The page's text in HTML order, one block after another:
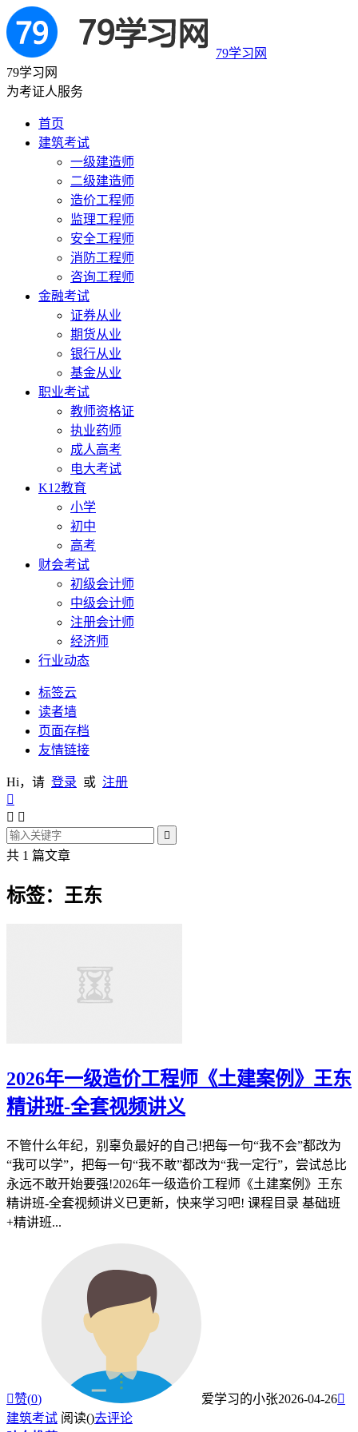
79学习网
79学习网
为考证人服务
首页
建筑考试
一级建造师
二级建造师
造价工程师
监理工程师
安全工程师
消防工程师
咨询工程师
金融考试
证券从业
期货从业
银行从业
基金从业
职业考试
教师资格证
执业药师
成人高考
电大考试
K12教育
小学
初中
高考
财会考试
初级会计师
中级会计师
注册会计师
经济师
行业动态
标签云
读者墙
页面存档
友情链接
Hi，请 登录 或 注册

 

共 1 篇文章
标签：王东
2026年一级造价工程师《土建案例》王东
精讲班-全套视频讲义
不管什么年纪，别辜负最好的自己!把每一句“我不会”都改为
“我可以学”，把每一句“我不敢”都改为“我一定行”，尝试总比
永远不敢开始要强!2026年一级造价工程师《土建案例》王东
精讲班-全套视频讲义已更新，快来学习吧! 课程目录 基础班
+精讲班...
赞(0) 爱学习的小张2026-04-26
建筑考试 阅读()去评论